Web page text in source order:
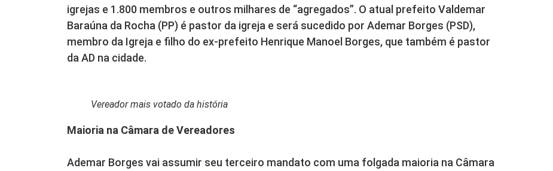
igrejas e 1.800 membros e outros milhares de “agregados”. O atual prefeito Valdemar
Baraúna da Rocha (PP) é pastor da igreja e será sucedido por Ademar Borges (PSD),
membro da Igreja e filho do ex-prefeito Henrique Manoel Borges, que também é pastor
da AD na cidade.
Vereador mais votado da história
Maioria na Câmara de Vereadores
Ademar Borges vai assumir seu terceiro mandato com uma folgada maioria na Câmara